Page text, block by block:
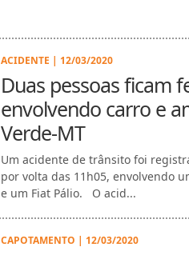
ACIDENTE | 12/03/2020
Duas pessoas ficam
envolvendo carro e
Verde-MT
Um acidente de trânsito foi
por volta das 11h05, envolvendo
e um Fiat Pálio. O acid...
CAPOTAMENTO | 12/03/2020